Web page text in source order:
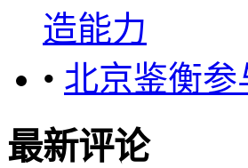
造能力
• 北京鉴衡参
最新评论